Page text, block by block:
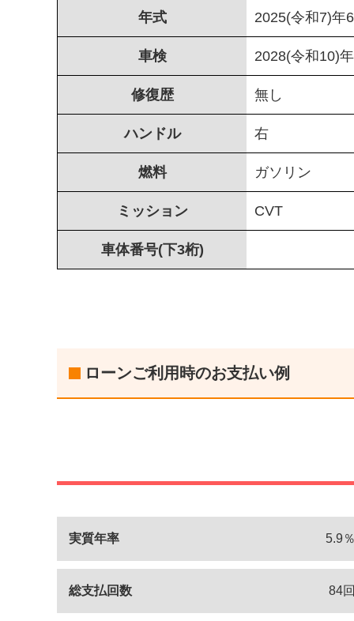
年式 2025(令和7)年
車検 2028(令和10)
修復歴 無し
ハンドル 右
燃料 ガソリン
ミッション CVT
車体番号(下3桁)
ローンご利用時のお支払い例
実質年率 5.9
総支払回数 84